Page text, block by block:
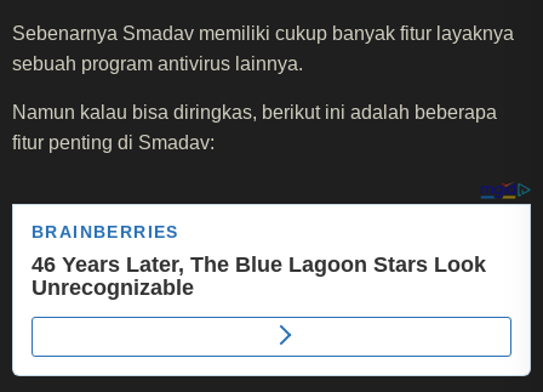
Sebenarnya Smadav memiliki cukup banyak fitur layaknya
sebuah program antivirus lainnya.
Namun kalau bisa diringkas, berikut ini adalah beberapa
fitur penting di Smadav: